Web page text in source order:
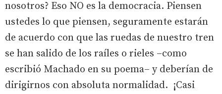
nosotros? Eso NO es la democracia. Piensen
ustedes lo que piensen, seguramente estarán
de acuerdo con que las ruedas de nuestro tren
se han salido de los raíles o rieles –como
escribió Machado en su poema– y deberían de
dirigirnos con absoluta normalidad. ¡Casi